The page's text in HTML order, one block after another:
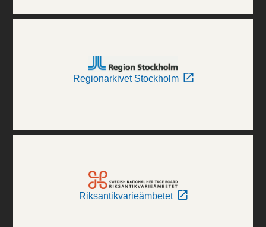
Regionarkivet Stockholm
Riksantikvarieämbetet